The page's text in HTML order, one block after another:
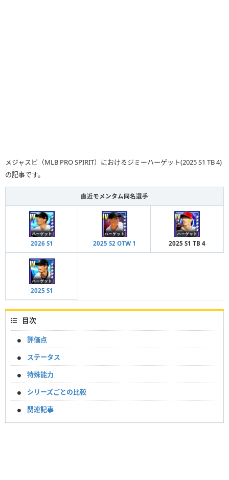
メジャスピ（MLB PRO SPIRIT）におけるジミーハーゲット(2025 S1 TB 4)
の記事です。
直近モメンタム同名選手
2026 S1 2025 S2 OTW 1 2025 S1 TB 4
2025 S1
目次
評価点
ステータス
特殊能力
シリーズごとの比較
関連記事